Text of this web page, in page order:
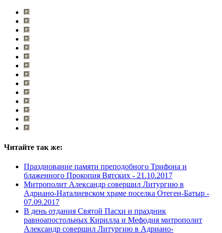
Читайте так же:
Празднование памяти преподобного Трифона и
блаженного Прокопия Вятских - 21.10.2017
Митрополит Александр совершил Литургию в
Адриано-Наталиевском храме поселка Отеген-Батыр -
07.09.2017
В день отдания Святой Пасхи и праздник
равноапостольных Кирилла и Мефодия митрополит
Александр совершил Литургию в Адриано-